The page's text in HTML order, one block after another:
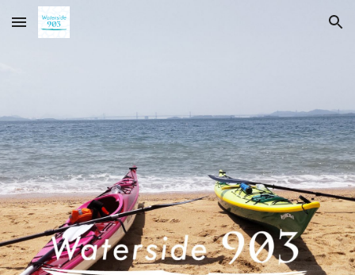
Skip to main content Skip to navigation